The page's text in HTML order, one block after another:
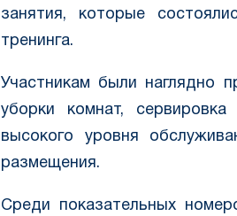
занятия, которые
тренинга.
Участникам были наглядно
уборки комнат,
высокого уровня
размещения.
Среди показательных